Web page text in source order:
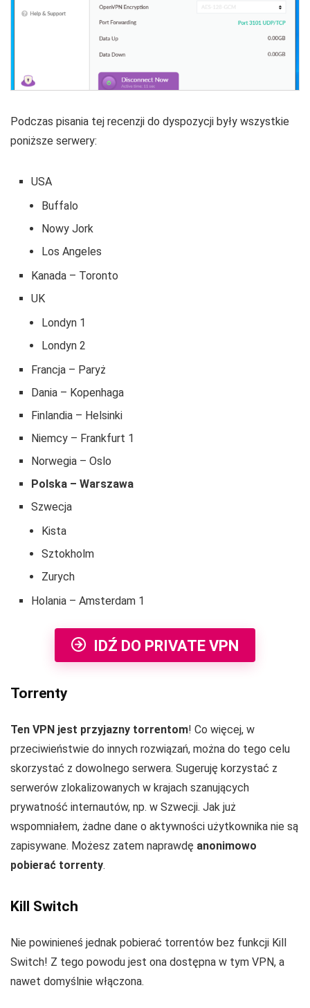
Podczas pisania tej recenzji do dyspozycji były wszystkie
poniższe serwery:
USA
Buffalo
Nowy Jork
Los Angeles
Kanada – Toronto
UK
Londyn 1
Londyn 2
Francja – Paryż
Dania – Kopenhaga
Finlandia – Helsinki
Niemcy – Frankfurt 1
Norwegia – Oslo
Polska – Warszawa
Szwecja
Kista
Sztokholm
Zurych
Holania – Amsterdam 1
IDŹ DO PRIVATE VPN
Torrenty
Ten VPN jest przyjazny torrentom! Co więcej, w
przeciwieństwie do innych rozwiązań, można do tego celu
skorzystać z dowolnego serwera. Sugeruję korzystać z
serwerów zlokalizowanych w krajach szanujących
prywatność internautów, np. w Szwecji. Jak już
wspomniałem, żadne dane o aktywności użytkownika nie są
zapisywane. Możesz zatem naprawdę anonimowo
pobierać torrenty.
Kill Switch
Nie powinieneś jednak pobierać torrentów bez funkcji Kill
Switch! Z tego powodu jest ona dostępna w tym VPN, a
nawet domyślnie włączona.